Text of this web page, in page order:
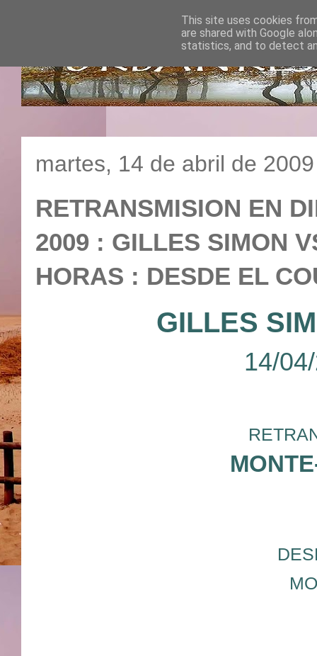
martes, 14 de abril de 2009
RETRANSMISION EN
2009 : GILLES SIMON
HORAS : DESDE EL
GILLES
14/
This site uses cookies
are shared with Google
statistics, and to detect